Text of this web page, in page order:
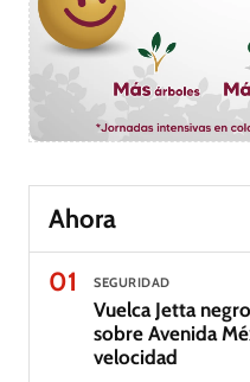
Ahora
01
SEGURIDAD
Vuelca Jetta
sobre Avenida
velocidad